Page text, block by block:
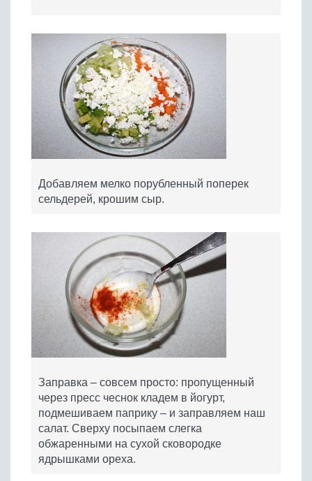
Добавляем мелко порубленный поперек
сельдерей, крошим сыр.
Заправка – совсем просто: пропущенный
через пресс чеснок кладем в йогурт,
подмешиваем паприку – и заправляем наш
салат. Сверху посыпаем слегка
обжаренными на сухой сковородке
ядрышками ореха.